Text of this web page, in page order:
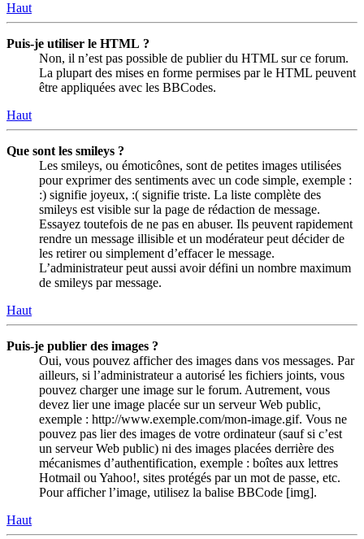
Haut
Puis-je utiliser le HTML ?
Non, il n’est pas possible de publier du HTML sur ce forum.
La plupart des mises en forme permises par le HTML peuvent
être appliquées avec les BBCodes.
Haut
Que sont les smileys ?
Les smileys, ou émoticônes, sont de petites images utilisées
pour exprimer des sentiments avec un code simple, exemple :
:) signifie joyeux, :( signifie triste. La liste complète des
smileys est visible sur la page de rédaction de message.
Essayez toutefois de ne pas en abuser. Ils peuvent rapidement
rendre un message illisible et un modérateur peut décider de
les retirer ou simplement d’effacer le message.
L’administrateur peut aussi avoir défini un nombre maximum
de smileys par message.
Haut
Puis-je publier des images ?
Oui, vous pouvez afficher des images dans vos messages. Par
ailleurs, si l’administrateur a autorisé les fichiers joints, vous
pouvez charger une image sur le forum. Autrement, vous
devez lier une image placée sur un serveur Web public,
exemple : http://www.exemple.com/mon-image.gif. Vous ne
pouvez pas lier des images de votre ordinateur (sauf si c’est
un serveur Web public) ni des images placées derrière des
mécanismes d’authentification, exemple : boîtes aux lettres
Hotmail ou Yahoo!, sites protégés par un mot de passe, etc.
Pour afficher l’image, utilisez la balise BBCode [img].
Haut